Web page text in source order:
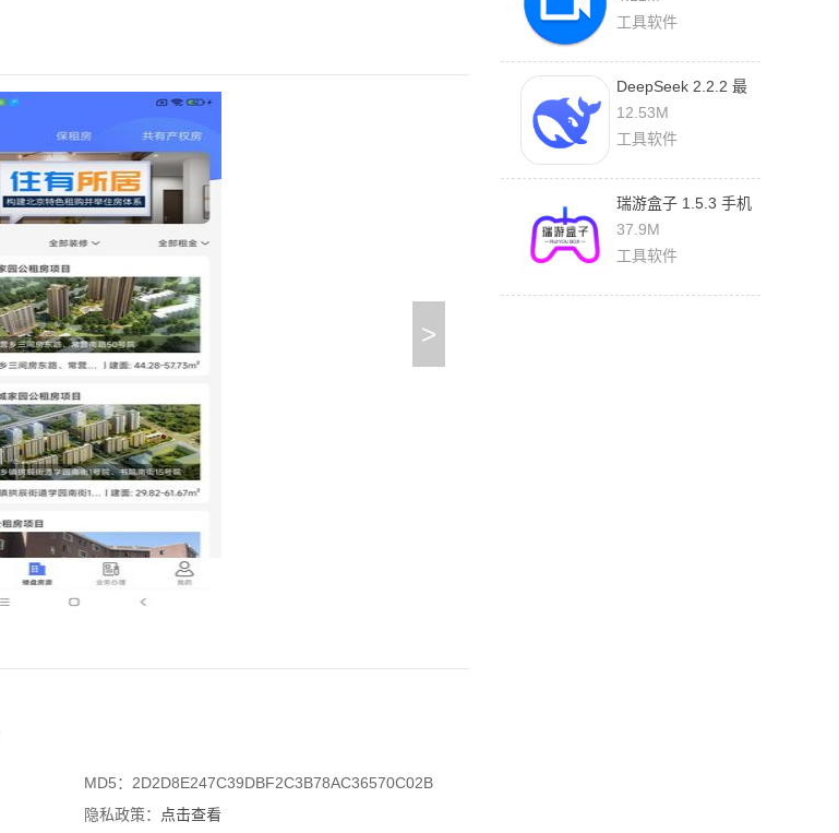
>
MD5：2D2D8E247C39DBF2C3B78AC36570C02B
隐私政策： 点击查看
工具软件
DeepSeek 2.2.2 最
新版
12.53M
工具软件
瑞游盒子 1.5.3 手机
版
37.9M
工具软件